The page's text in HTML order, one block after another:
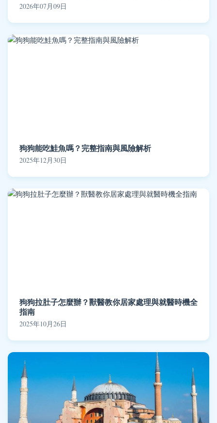
2026年07月09日
狗狗能吃鮭魚嗎？完整指南與風險解析
2025年12月30日
狗狗拉肚子怎麼辦？獸醫教你居家處理與就醫時機全
指南
2025年10月26日